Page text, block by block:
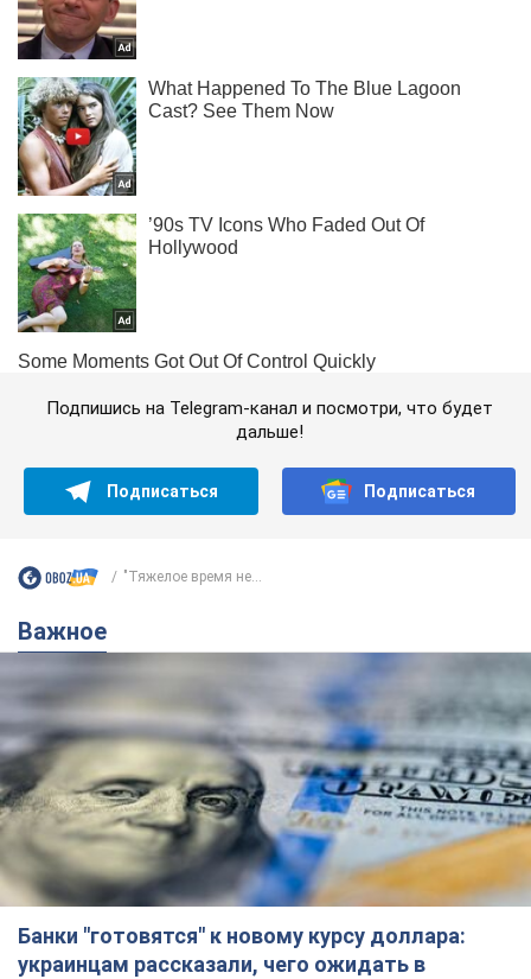
Подпишись на Telegram-канал и посмотри, что будет
дальше!
Подписаться Подписаться
"Тяжелое время не...
Важное
Банки "готовятся" к новому курсу доллара:
украинцам рассказали, чего ожидать в